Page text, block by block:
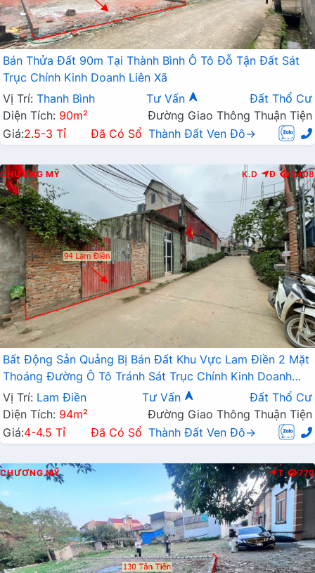
Bán Thửa Đất 90m Tại Thành Bình Ô Tô Đỗ Tận Đất Sát
Trục Chính Kinh Doanh Liên Xã
Vị Trí: Thanh Bình Tư Vấn
Đất Thổ Cư
Diện Tích: 90m²
Đường Giao Thông Thuận Tiện
Giá:2.5-3 Tỉ Đã Có Sổ Thành Đất Ven Đô→
CHƯƠNG MỸ K.D Đ 3408
Bất Động Sản Quảng Bị Bán Đất Khu Vực Lam Điền 2 Mặt
Thoáng Đường Ô Tô Tránh Sát Trục Chính Kinh Doanh
Liên Xã
Vị Trí: Lam Điền Tư Vấn
Đất Thổ Cư
Diện Tích: 94m²
Đường Giao Thông Thuận Tiện
Giá:4-4.5 Tỉ Đã Có Sổ Thành Đất Ven Đô→
CHƯƠNG MỸ T 770